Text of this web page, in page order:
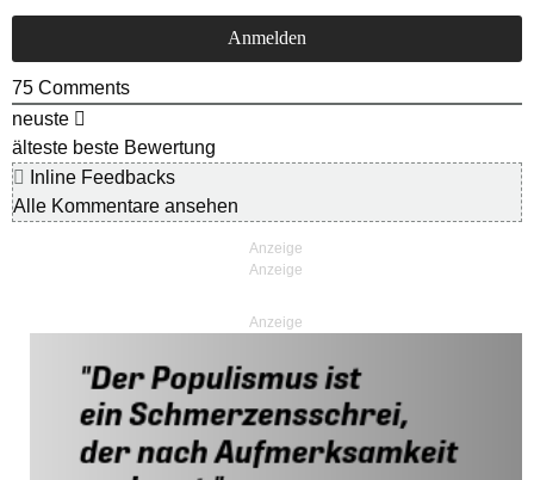
75 Comments
neuste
älteste beste Bewertung
Inline Feedbacks
Alle Kommentare ansehen
Anzeige